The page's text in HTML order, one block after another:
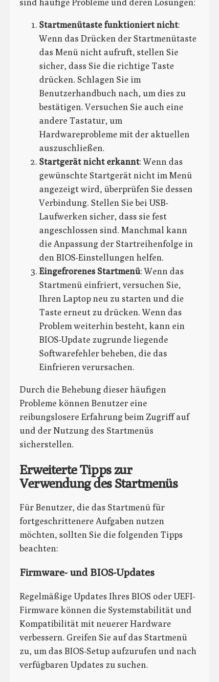
sind häufige Probleme und deren Lösungen:
Startmenütaste funktioniert nicht:
Wenn das Drücken der Startmenütaste
das Menü nicht aufruft, stellen Sie
sicher, dass Sie die richtige Taste
drücken. Schlagen Sie im
Benutzerhandbuch nach, um dies zu
bestätigen. Versuchen Sie auch eine
andere Tastatur, um
Hardwareprobleme mit der aktuellen
auszuschließen.
Startgerät nicht erkannt: Wenn das
gewünschte Startgerät nicht im Menü
angezeigt wird, überprüfen Sie dessen
Verbindung. Stellen Sie bei USB-
Laufwerken sicher, dass sie fest
angeschlossen sind. Manchmal kann
die Anpassung der Startreihenfolge in
den BIOS-Einstellungen helfen.
Eingefrorenes Startmenü: Wenn das
Startmenü einfriert, versuchen Sie,
Ihren Laptop neu zu starten und die
Taste erneut zu drücken. Wenn das
Problem weiterhin besteht, kann ein
BIOS-Update zugrunde liegende
Softwarefehler beheben, die das
Einfrieren verursachen.
Durch die Behebung dieser häufigen
Probleme können Benutzer eine
reibungslosere Erfahrung beim Zugriff auf
und der Nutzung des Startmenüs
sicherstellen.
Erweiterte Tipps zur
Verwendung des Startmenüs
Für Benutzer, die das Startmenü für
fortgeschrittenere Aufgaben nutzen
möchten, sollten Sie die folgenden Tipps
beachten:
Firmware- und BIOS-Updates
Regelmäßige Updates Ihres BIOS oder UEFI-
Firmware können die Systemstabilität und
Kompatibilität mit neuerer Hardware
verbessern. Greifen Sie auf das Startmenü
zu, um das BIOS-Setup aufzurufen und nach
verfügbaren Updates zu suchen.